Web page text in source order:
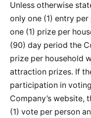
Unless otherwise
only one (1) entry
one (1) prize per
(90) day period the
prize per household
attraction prizes. If
participation in
Company’s website,
(1) vote per person